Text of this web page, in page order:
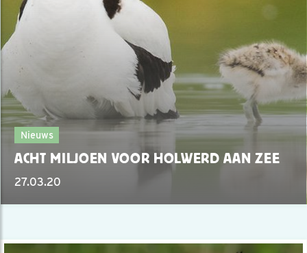
Nieuws
ACHT MILJOEN VOOR HOLWERD AAN ZEE
27.03.20